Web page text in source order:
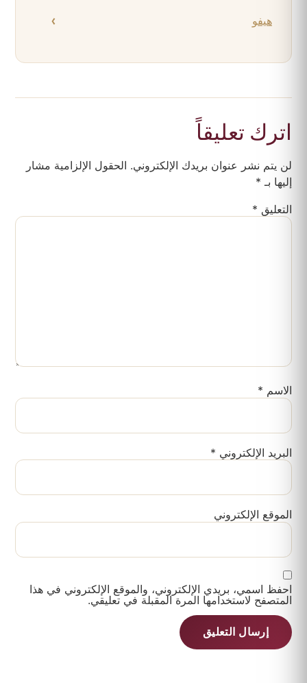
هيفو
اترك تعليقاً
لن يتم نشر عنوان بريدك الإلكتروني. الحقول الإلزامية مشار
إليها بـ *
التعليق *
الاسم *
البريد الإلكتروني *
الموقع الإلكتروني
احفظ اسمي، بريدي الإلكتروني، والموقع الإلكتروني في هذا
المتصفح لاستخدامها المرة المقبلة في تعليقي.